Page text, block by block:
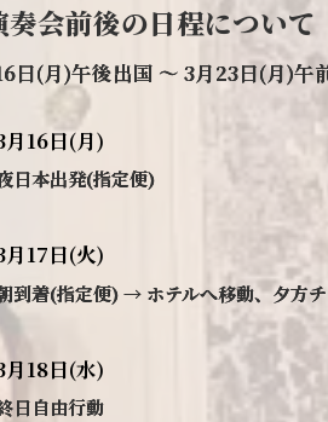
奏会前後の日程について
日(月)午後出国 ～ 3月23日(月)
月16日(月)
日本出発(指定便)
月17日(火)
到着(指定便) → ホテルへ移動、夕方
月18日(水)
日自由行動